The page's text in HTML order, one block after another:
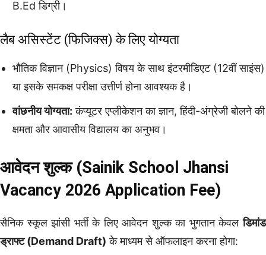
B.Ed डिग्री।
लैब असिस्टेंट (फिजिक्स) के लिए योग्यता
भौतिक विज्ञान (Physics) विषय के साथ इंटरमीडिएट (12वीं साइंस)
या इसके समकक्ष परीक्षा उत्तीर्ण होना आवश्यक है।
वांछनीय योग्यता: कंप्यूटर एप्लीकेशन का ज्ञान, हिंदी-अंग्रेजी बोलने की
क्षमता और आवासीय विद्यालय का अनुभव।
आवेदन शुल्क (Sainik School Jhansi
Vacancy 2026 Application Fee)
सैनिक स्कूल झांसी भर्ती के लिए आवेदन शुल्क का भुगतान केवलडिमांड
ड्राफ्ट (Demand Draft) के माध्यम से ऑफलाइन करना होगा: